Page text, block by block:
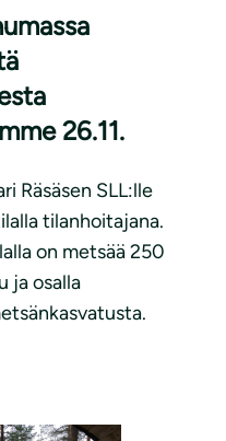
26.11.
Räsäsen SLL:lle
tilanhoitajana.
on metsää 250
ja osalla